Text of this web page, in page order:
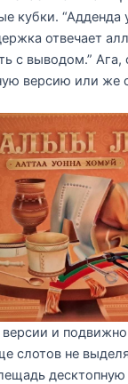
кубки. “Адденда
отвечает
с выводом.”
версию или же
версии и
слотов не